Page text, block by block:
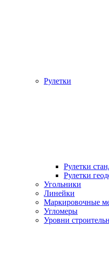
Рулетки
Рулетки
Рулетки
Угольники
Линейки
Маркировочные
Угломеры
Уровни